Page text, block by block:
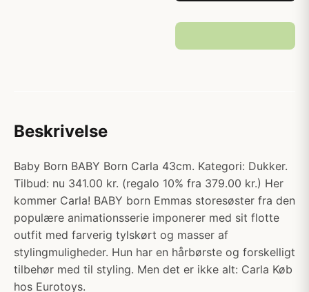
Beskrivelse
Baby Born BABY Born Carla 43cm. Kategori: Dukker.
Tilbud: nu 341.00 kr. (regalo 10% fra 379.00 kr.) Her
kommer Carla! BABY born Emmas storesøster fra den
populære animationsserie imponerer med sit flotte
outfit med farverig tylskørt og masser af
stylingmuligheder. Hun har en hårbørste og forskelligt
tilbehør med til styling. Men det er ikke alt: Carla Køb
hos Eurotoys.